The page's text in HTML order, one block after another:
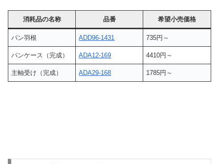
消耗品の名称 品番 希望小売価格
パン羽根 ADD96-1431 735円～
パンケース（完成） ADA12-169 4410円～
主軸受け（完成） ADA29-168 1785円～